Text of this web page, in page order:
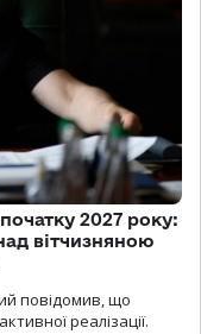
2027 року:
вітчизняною
повідомив, що
реалізації.